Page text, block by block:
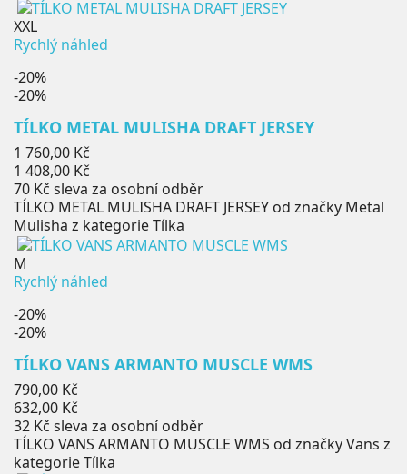
XXL
Rychlý náhled
-20%
-20%
TÍLKO METAL MULISHA DRAFT JERSEY
Běžná
cena
1 760,00 Kč
Cena
1 408,00 Kč
70 Kč sleva za osobní odběr
TÍLKO METAL MULISHA DRAFT JERSEY od značky Metal
Mulisha z kategorie Tílka
M
Rychlý náhled
-20%
-20%
TÍLKO VANS ARMANTO MUSCLE WMS
Běžná
cena
790,00 Kč
Cena
632,00 Kč
32 Kč sleva za osobní odběr
TÍLKO VANS ARMANTO MUSCLE WMS od značky Vans z
kategorie Tílka